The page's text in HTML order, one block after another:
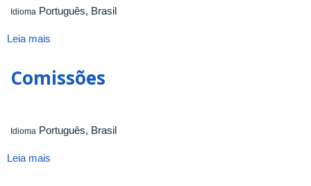
Idioma Português, Brasil
Leia mais
do
Curso
em
Comissões
Idioma Português, Brasil
Leia mais